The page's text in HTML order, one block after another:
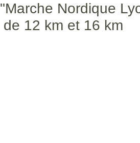
Nordique
12 km et 16 km